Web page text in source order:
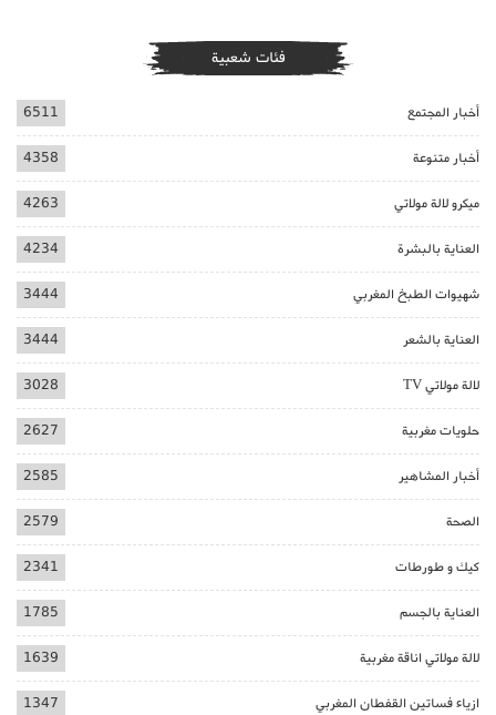
فئات شعبية
أخبار المجتمع 6511
أخبار متنوعة 4358
ميكرو لالة مولاتي 4263
العناية بالبشرة 4234
شهيوات الطبخ المغربي 3444
العناية بالشعر 3444
لالة مولاتي TV 3028
حلويات مغربية 2627
أخبار المشاهير 2585
الصحة 2579
كيك و طورطات 2341
العناية بالجسم 1785
لالة مولاتي اناقة مغربية 1639
ازياء فساتين القفطان المغربي 1347